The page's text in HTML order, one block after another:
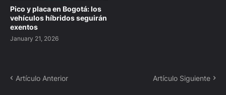
Pico y placa en Bogotá: los
vehículos híbridos seguirán
exentos
January 21, 2026
Artículo Anterior Artículo Siguiente